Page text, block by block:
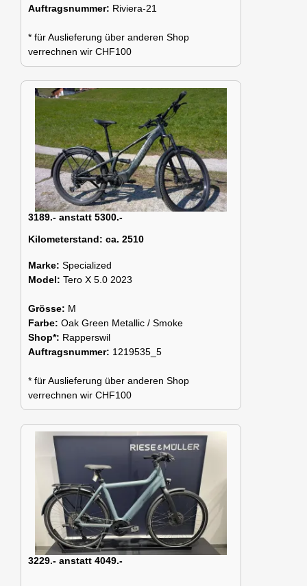
Auftragsnummer: Riviera-21
* für Auslieferung über anderen Shop
verrechnen wir CHF100
3189.- anstatt 5300.-
Kilometerstand: ca. 2510
Marke: Specialized
Model: Tero X 5.0 2023
Grösse: M
Farbe: Oak Green Metallic / Smoke
Shop*: Rapperswil
Auftragsnummer: 1219535_5
* für Auslieferung über anderen Shop
verrechnen wir CHF100
3229.- anstatt 4049.-